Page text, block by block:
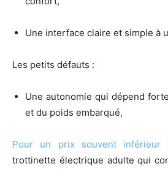
Une interface claire et simple à
Les petits défauts :
Une autonomie qui dépend
et du poids embarqué,
Pour un prix souvent
trottinette électrique adulte qui